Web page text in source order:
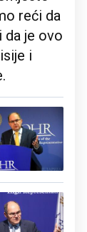
reći da
da je ovo
i